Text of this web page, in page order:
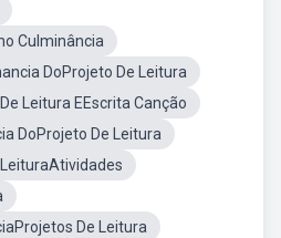
Culminância
DoProjeto De Leitura
Leitura EEscrita Canção
DoProjeto De Leitura
De Leitura